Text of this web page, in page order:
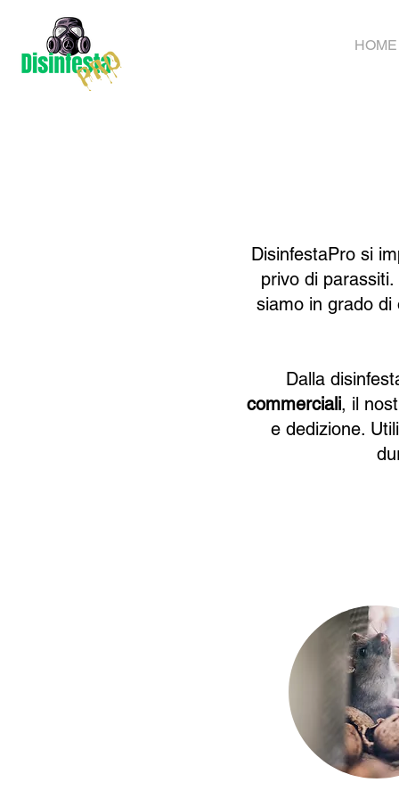
HOME
DisinfestaPro si
privo di
siamo in grado
Dalla
commerciali, il
e dedizione.